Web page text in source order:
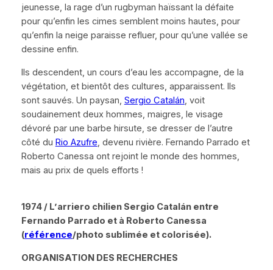
jeunesse, la rage d’un rugbyman haïssant la défaite
pour qu’enfin les cimes semblent moins hautes, pour
qu’enfin la neige paraisse refluer, pour qu’une vallée se
dessine enfin.
Ils descendent, un cours d’eau les accompagne, de la
végétation, et bientôt des cultures, apparaissent. Ils
sont sauvés. Un paysan, Sergio Catalán, voit
soudainement deux hommes, maigres, le visage
dévoré par une barbe hirsute, se dresser de l’autre
côté du Rio Azufre, devenu rivière. Fernando Parrado et
Roberto Canessa ont rejoint le monde des hommes,
mais au prix de quels efforts !
1974 / L’arriero chilien Sergio Catalán entre
Fernando Parrado et à Roberto Canessa
(référence/photo sublimée et colorisée).
ORGANISATION DES RECHERCHES